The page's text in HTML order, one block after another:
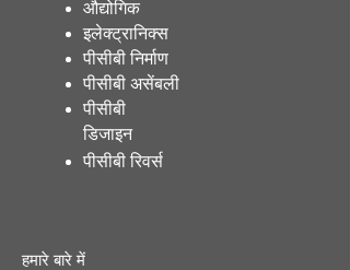
औद्योगिक
इलेक्ट्रानिक्स
पीसीबी निर्माण
पीसीबी असेंबली
पीसीबी
डिजाइन
पीसीबी रिवर्स
हमारे बारे में